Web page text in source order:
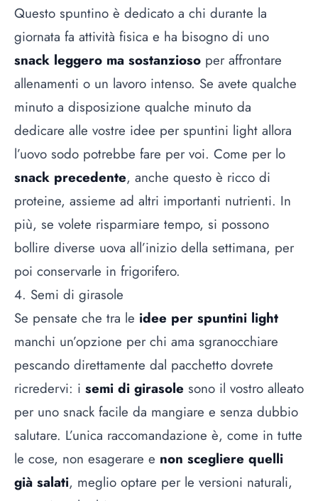
Questo spuntino è dedicato a chi durante la
giornata fa attività fisica e ha bisogno di uno
snack leggero ma sostanzioso per affrontare
allenamenti o un lavoro intenso. Se avete qualche
minuto a disposizione qualche minuto da
dedicare alle vostre idee per spuntini light allora
l’uovo sodo potrebbe fare per voi. Come per lo
snack precedente, anche questo è ricco di
proteine, assieme ad altri importanti nutrienti. In
più, se volete risparmiare tempo, si possono
bollire diverse uova all’inizio della settimana, per
poi conservarle in frigorifero.
4. Semi di girasole
Se pensate che tra le idee per spuntini light
manchi un’opzione per chi ama sgranocchiare
pescando direttamente dal pacchetto dovrete
ricredervi: i semi di girasole sono il vostro alleato
per uno snack facile da mangiare e senza dubbio
salutare. L’unica raccomandazione è, come in tutte
le cose, non esagerare e non scegliere quelli
già salati, meglio optare per le versioni naturali,